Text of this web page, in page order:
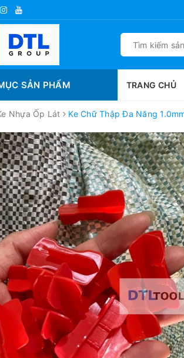
SẢN PHẨM TRANG CHỦ
Nhựa Ốp Lát Ke Chữ Thập Đa Năng